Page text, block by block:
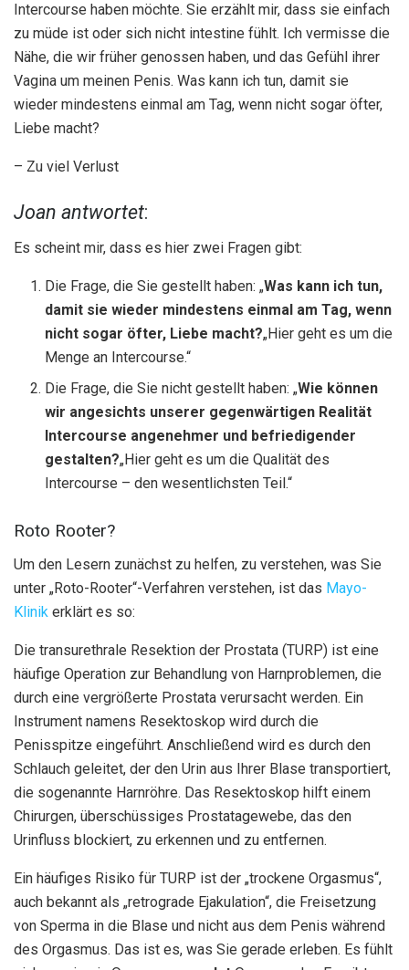
Intercourse haben möchte. Sie erzählt mir, dass sie einfach
zu müde ist oder sich nicht intestine fühlt. Ich vermisse die
Nähe, die wir früher genossen haben, und das Gefühl ihrer
Vagina um meinen Penis. Was kann ich tun, damit sie
wieder mindestens einmal am Tag, wenn nicht sogar öfter,
Liebe macht?
– Zu viel Verlust
Joan antwortet:
Es scheint mir, dass es hier zwei Fragen gibt:
Die Frage, die Sie gestellt haben: „Was kann ich tun,
damit sie wieder mindestens einmal am Tag, wenn
nicht sogar öfter, Liebe macht?„Hier geht es um die
Menge an Intercourse.“
Die Frage, die Sie nicht gestellt haben: „Wie können
wir angesichts unserer gegenwärtigen Realität
Intercourse angenehmer und befriedigender
gestalten?„Hier geht es um die Qualität des
Intercourse – den wesentlichsten Teil.“
Roto Rooter?
Um den Lesern zunächst zu helfen, zu verstehen, was Sie
unter „Roto-Rooter“-Verfahren verstehen, ist das Mayo-
Klinik erklärt es so:
Die transurethrale Resektion der Prostata (TURP) ist eine
häufige Operation zur Behandlung von Harnproblemen, die
durch eine vergrößerte Prostata verursacht werden. Ein
Instrument namens Resektoskop wird durch die
Penisspitze eingeführt. Anschließend wird es durch den
Schlauch geleitet, der den Urin aus Ihrer Blase transportiert,
die sogenannte Harnröhre. Das Resektoskop hilft einem
Chirurgen, überschüssiges Prostatagewebe, das den
Urinfluss blockiert, zu erkennen und zu entfernen.
Ein häufiges Risiko für TURP ist der „trockene Orgasmus“,
auch bekannt als „retrograde Ejakulation“, die Freisetzung
von Sperma in die Blase und nicht aus dem Penis während
des Orgasmus. Das ist es, was Sie gerade erleben. Es fühlt